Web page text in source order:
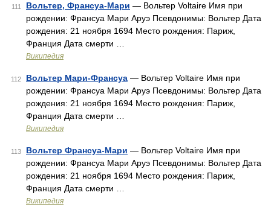
111 Вольтер, Франсуа-Мари — Вольтер Voltaire Имя при
рождении: Франсуа Мари Аруэ Псевдонимы: Вольтер Дата
рождения: 21 ноября 1694 Место рождения: Париж,
Франция Дата смерти …
Википедия
112 Вольтер Мари-Франсуа — Вольтер Voltaire Имя при
рождении: Франсуа Мари Аруэ Псевдонимы: Вольтер Дата
рождения: 21 ноября 1694 Место рождения: Париж,
Франция Дата смерти …
Википедия
113 Вольтер Франсуа-Мари — Вольтер Voltaire Имя при
рождении: Франсуа Мари Аруэ Псевдонимы: Вольтер Дата
рождения: 21 ноября 1694 Место рождения: Париж,
Франция Дата смерти …
Википедия